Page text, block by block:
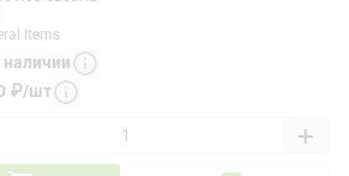
Items
наличии
₽/шт
+